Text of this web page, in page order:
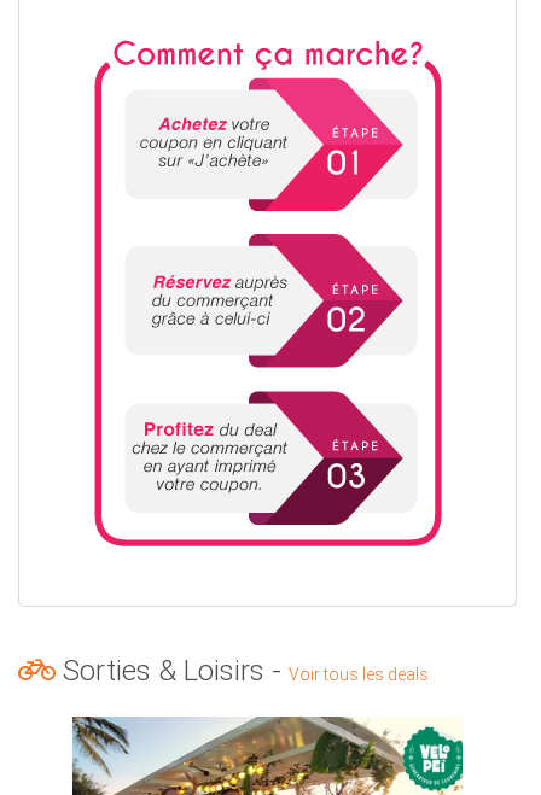
Sorties & Loisirs - Voir tous les deals